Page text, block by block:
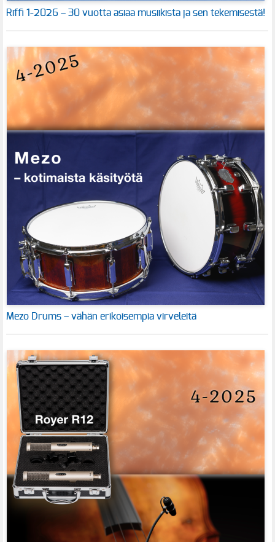
Riffi 1-2026 – 30 vuotta asiaa musiikista ja sen tekemisestä!
Mezo Drums – vähän erikoisempia virveleitä